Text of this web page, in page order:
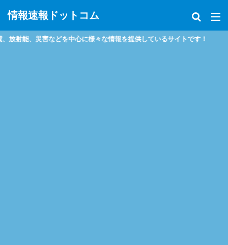
情報速報ドットコム
能、災害などを中心に様々な情報を提供しているサイトです！